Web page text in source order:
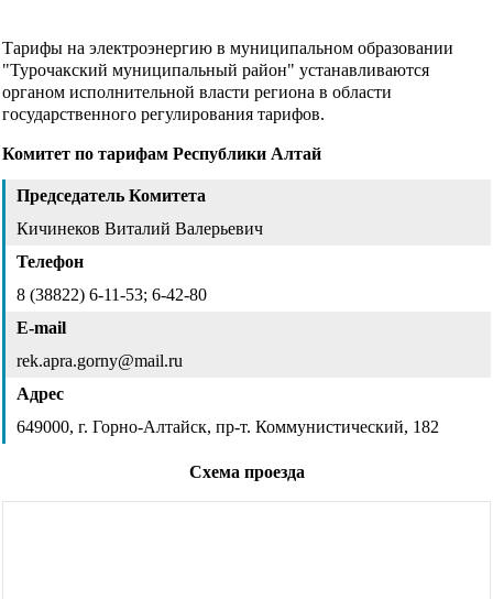
Тарифы на электроэнергию в муниципальном образовании
"Турочакский муниципальный район" устанавливаются
органом исполнительной власти региона в области
государственного регулирования тарифов.
Комитет по тарифам Республики Алтай
Председатель Комитета
Кичинеков Виталий Валерьевич
Телефон
8 (38822) 6-11-53; 6-42-80
E-mail
rek.apra.gorny@mail.ru
Адрес
649000, г. Горно-Алтайск, пр-т. Коммунистический, 182
Схема проезда